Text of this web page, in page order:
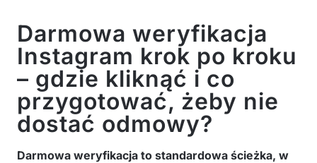
Darmowa weryfikacja
Instagram krok po kroku
– gdzie kliknąć i co
przygotować, żeby nie
dostać odmowy?
Darmowa weryfikacja to standardowa ścieżka, w